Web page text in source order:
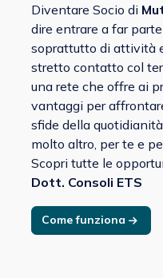
Diventare Socio di
dire entrare a far
soprattutto di attività
stretto contatto col
una rete che offre ai
vantaggi per
sfide della
molto altro, per te e
Scopri tutte le
Dott. Consoli ETS
Come funziona